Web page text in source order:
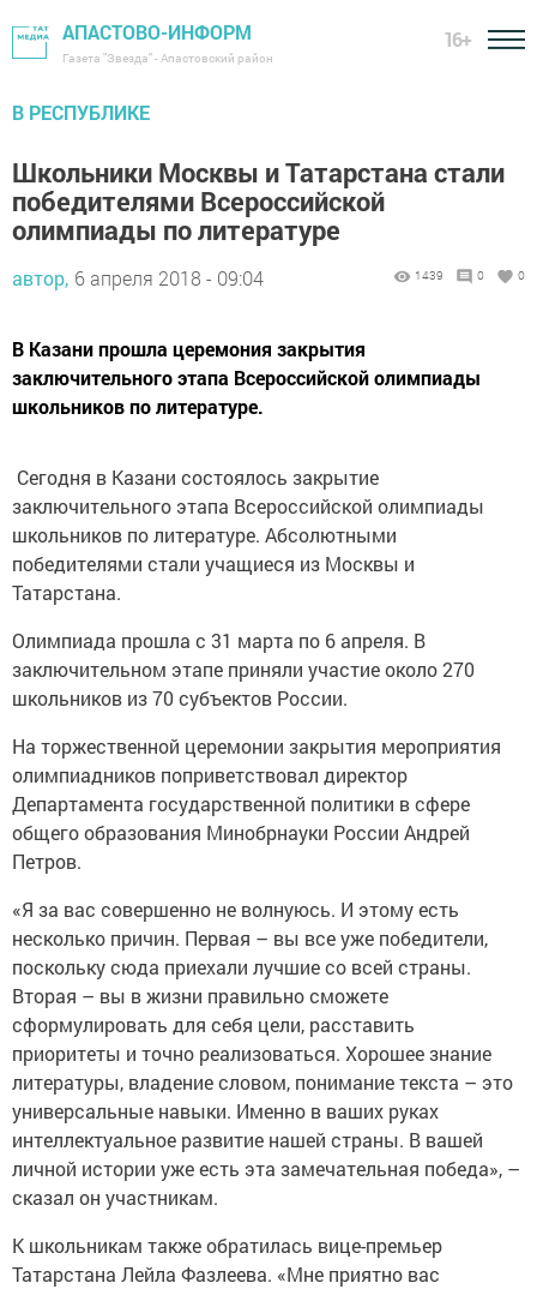
АПАСТОВО-ИНФОРМ
Газета "Звезда" - Апастовский район
16+
В РЕСПУБЛИКЕ
Школьники Москвы и Татарстана стали
победителями Всероссийской
олимпиады по литературе
автор, 6 апреля 2018 - 09:04 1439 0 0
В Казани прошла церемония закрытия
заключительного этапа Всероссийской олимпиады
школьников по литературе.
Сегодня в Казани состоялось закрытие
заключительного этапа Всероссийской олимпиады
школьников по литературе. Абсолютными
победителями стали учащиеся из Москвы и
Татарстана.
Олимпиада прошла c 31 марта по 6 апреля. В
заключительном этапе приняли участие около 270
школьников из 70 субъектов России.
На торжественной церемонии закрытия мероприятия
олимпиадников поприветствовал директор
Департамента государственной политики в сфере
общего образования Минобрнауки России Андрей
Петров.
«Я за вас совершенно не волнуюсь. И этому есть
несколько причин. Первая – вы все уже победители,
поскольку сюда приехали лучшие со всей страны.
Вторая – вы в жизни правильно сможете
сформулировать для себя цели, расставить
приоритеты и точно реализоваться. Хорошее знание
литературы, владение словом, понимание текста – это
универсальные навыки. Именно в ваших руках
интеллектуальное развитие нашей страны. В вашей
личной истории уже есть эта замечательная победа», –
сказал он участникам.
К школьникам также обратилась вице-премьер
Татарстана Лейла Фазлеева. «Мне приятно вас